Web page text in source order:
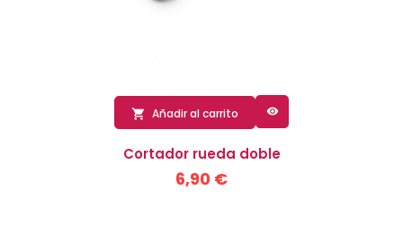
 Añadir al carrito 
Cortador rueda doble
6,90 €